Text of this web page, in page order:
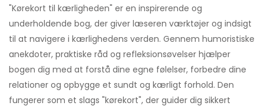
"Kørekort til kærligheden" er en inspirerende og
underholdende bog, der giver læseren værktøjer og indsigt
til at navigere i kærlighedens verden. Gennem humoristiske
anekdoter, praktiske råd og refleksionsøvelser hjælper
bogen dig med at forstå dine egne følelser, forbedre dine
relationer og opbygge et sundt og kærligt forhold. Den
fungerer som et slags "kørekort", der guider dig sikkert